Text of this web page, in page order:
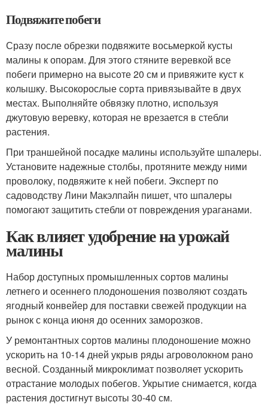
Подвяжите побеги
Сразу после обрезки подвяжите восьмеркой кусты
малины к опорам. Для этого стяните веревкой все
побеги примерно на высоте 20 см и привяжите куст к
колышку. Высокорослые сорта привязывайте в двух
местах. Выполняйте обвязку плотно, используя
джутовую веревку, которая не врезается в стебли
растения.
При траншейной посадке малины используйте шпалеры.
Установите надежные столбы, протяните между ними
проволоку, подвяжите к ней побеги. Эксперт по
садоводству Лини Макэлпайн пишет, что шпалеры
помогают защитить стебли от повреждения ураганами.
Как влияет удобрение на урожай
малины
Набор доступных промышленных сортов малины
летнего и осеннего плодоношения позволяют создать
ягодный конвейер для поставки свежей продукции на
рынок с конца июня до осенних заморозков.
У ремонтантных сортов малины плодоношение можно
ускорить на 10-14 дней укрыв ряды агроволокном рано
весной. Созданный микроклимат позволяет ускорить
отрастание молодых побегов. Укрытие снимается, когда
растения достигнут высоты 30-40 см.